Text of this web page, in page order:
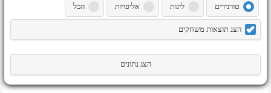
טורנירים ליגות אליפויות הכל
הצג תוצאות משחקים
הצג נתונים